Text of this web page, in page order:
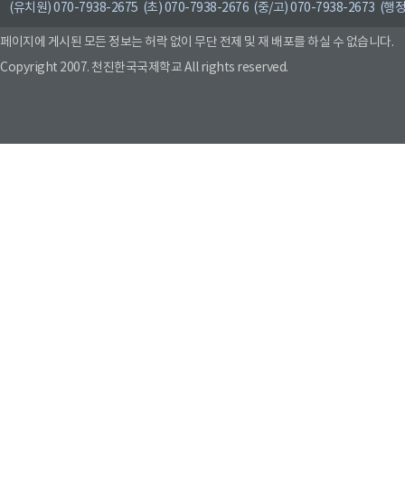
(유치원) 070-7938-2675 (초) 070-7938-2676 (중/고) 070-7938-2673 (행
페이지에 게시된 모든 정보는 허락 없이 무단 전제 및 재 배포를 하실 수 없습니다.
Copyright 2007. 천진한국국제학교 All rights reserved.